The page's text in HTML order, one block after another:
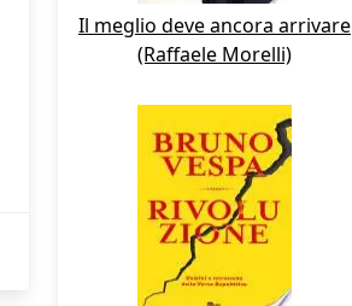
Il meglio deve ancora arrivare
(Raffaele Morelli)